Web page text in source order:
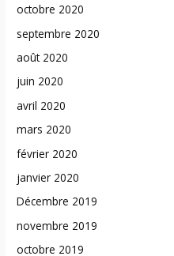
octobre 2020
septembre 2020
août 2020
juin 2020
avril 2020
mars 2020
février 2020
janvier 2020
Décembre 2019
novembre 2019
octobre 2019